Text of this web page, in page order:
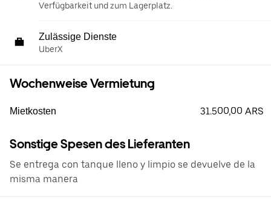
Verfügbarkeit und zum Lagerplatz.
Zulässige Dienste
UberX
Wochenweise Vermietung
Mietkosten 31.500,00 ARS
Sonstige Spesen des Lieferanten
Se entrega con tanque lleno y limpio se devuelve de la
misma manera